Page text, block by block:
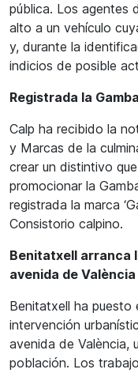
pública. Los agentes
alto a un vehículo
y, durante la
indicios de posible
Registrada la
Calp ha recibido la
y Marcas de la
crear un distintivo
promocionar la
registrada la marca
Consistorio calpino.
Benitatxell arranca
avenida de València
Benitatxell ha puesto
intervención
avenida de València,
población. Los